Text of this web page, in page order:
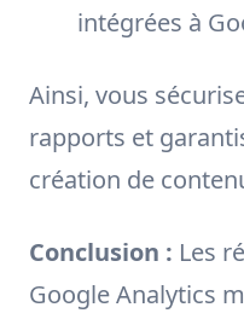
intégrées à
Ainsi, vous
rapports et
création de
Conclusion : Les
Google Analytics